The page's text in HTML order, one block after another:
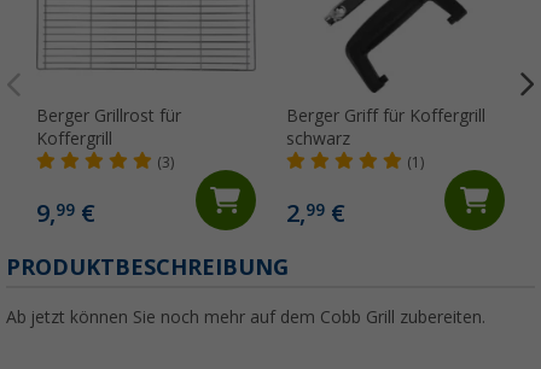
Berger Grillrost für
Koffergrill
(3)
9,99 €
Berger Griff für Koffergrill
schwarz
(1)
2,99€
PRODUKTBESCHREIBUNG
Ab jetzt können Sie noch mehr auf dem Cobb Grill zubereiten.